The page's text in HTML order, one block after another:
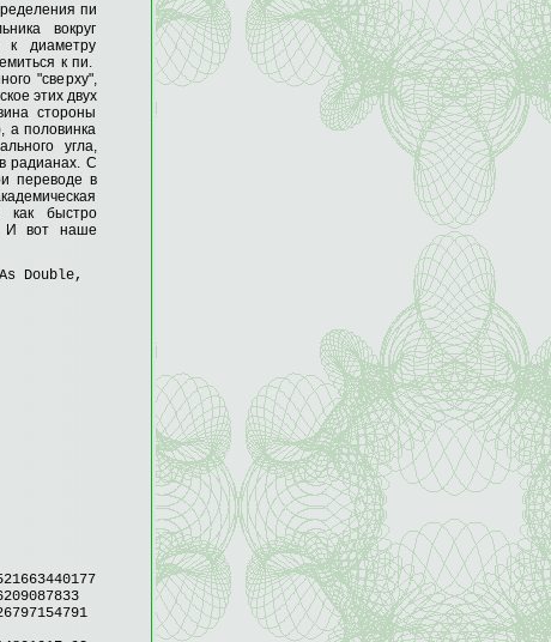
пи
вокруг
к диаметру
к пи.
"сверху",
этих двух
стороны
а половинка
угла,
радианах. С
переводе в
как быстро
И вот наше
Double,